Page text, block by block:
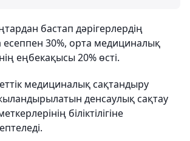
бастап дәрігерлердің
30%, орта медициналық
еңбекақысы 20% өсті.
медициналық сақтандыру
денсаулық сақтау
біліктілігіне